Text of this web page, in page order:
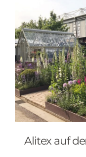
Alitex auf